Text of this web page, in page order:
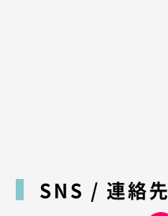
SNS / 連絡先